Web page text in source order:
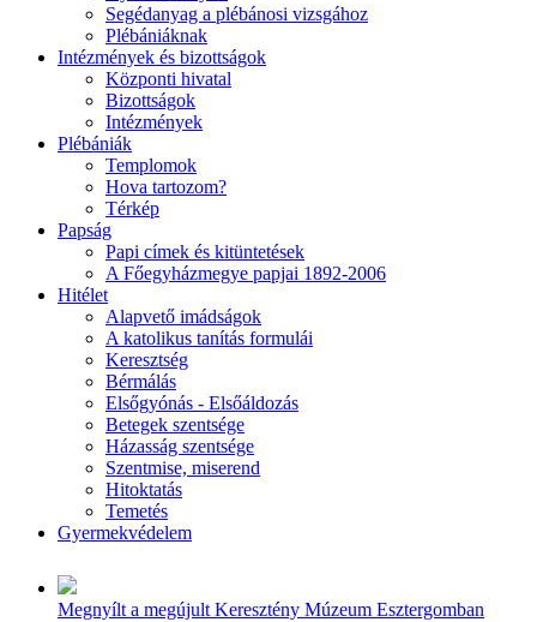
Segédanyag a plébánosi vizsgához
Plébániáknak
Intézmények és bizottságok
Központi hivatal
Bizottságok
Intézmények
Plébániák
Templomok
Hova tartozom?
Térkép
Papság
Papi címek és kitüntetések
A Főegyházmegye papjai 1892-2006
Hitélet
Alapvető imádságok
A katolikus tanítás formulái
Keresztség
Bérmálás
Elsőgyónás - Elsőáldozás
Betegek szentsége
Házasság szentsége
Szentmise, miserend
Hitoktatás
Temetés
Gyermekvédelem
Megnyílt a megújult Keresztény Múzeum Esztergomban